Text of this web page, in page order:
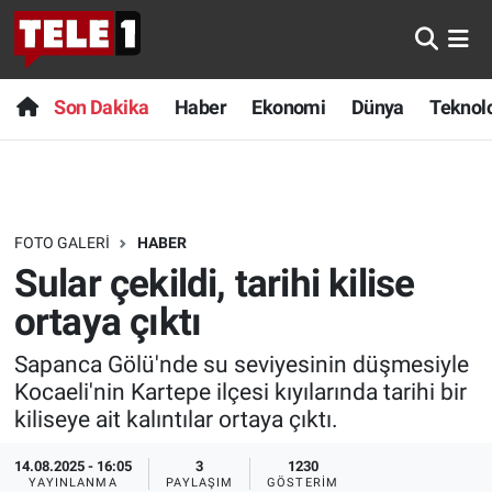
Son Dakika Haber Ekonomi Dünya
FOTO GALERI HABER
Sular çekildi, tarihi kilise
ortaya çıktı
Sapanca Gölü'nde su seviyesinin düşmesiyle
Kocaeli'nin Kartepe ilçesi kıyılarında tarihi bir
kiliseye ait kalıntılar ortaya çıktı.
14.08.2025 - 16:05
YAYINLANMA
3
PAYLAŞIM
1230
GÖSTERIM
Anında Manşet
Başka Sohbetler
Bilim turu
Bilim ve Teknoloji Evreni
Doğa Konuşuyor
Dünya
Ege Saati
Son Dakika
Haber
Dünya
Teknoloji
Sağlık
Spor
Yayın Akışı
Nöbetçi Eczaneler
Hava Durumu
Trafik Durumu
Süper Lig Puan Durumu ve Fikstür
Tüm Manşetler
Son Dakika Haberleri
Haber Arşivi